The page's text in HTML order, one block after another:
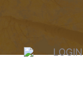
LOGIN